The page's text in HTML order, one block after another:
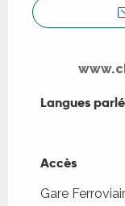
Langues
Langues
Accès
Accès
Gare